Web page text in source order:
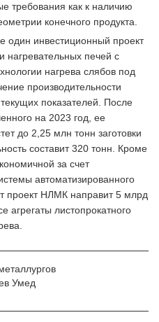
требования как к наличию
конечного продукта.
один инвестиционный проект
нагревательных печей с
нагрева слябов под
производительности
показателей. После
на 2023 год, ее
до 2,25 млн тонн заготовки
составит 320 тонн. Кроме
за счет
автоматизированного
проект НЛМК направит 5 млрд
агрегаты листопрокатного
Умед